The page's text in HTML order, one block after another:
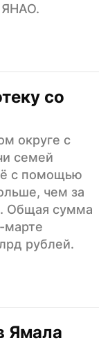
со
округе с
семей
с помощью
чем за
Общая сумма
марте
рублей.
Ямала